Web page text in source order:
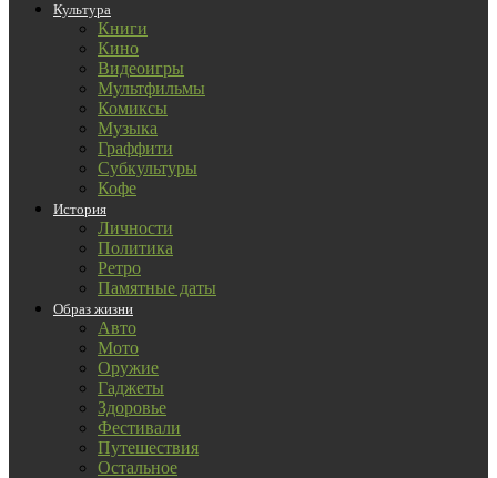
Культура
Книги
Кино
Видеоигры
Мультфильмы
Комиксы
Музыка
Граффити
Субкультуры
Кофе
История
Личности
Политика
Ретро
Памятные даты
Образ жизни
Авто
Мото
Оружие
Гаджеты
Здоровье
Фестивали
Путешествия
Остальное